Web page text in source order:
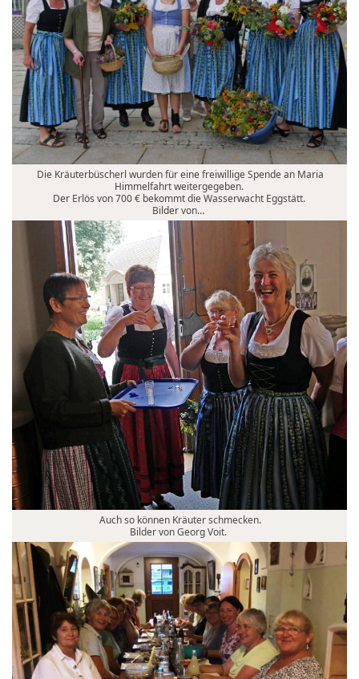
Die Kräuterbüscherl wurden für eine freiwillige Spende an Maria
Himmelfahrt weitergegeben.
Der Erlös von 700 € bekommt die Wasserwacht Eggstätt.
Bilder von…
Auch so können Kräuter schmecken.
Bilder von Georg Voit.